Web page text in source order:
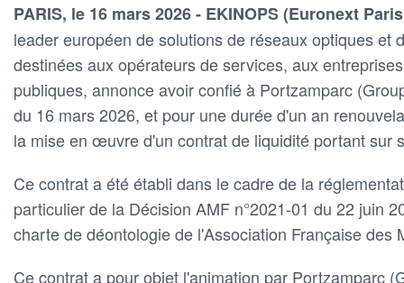
PARIS, le 16 mars 2026 - EKINOPS (Euronext
leader européen de solutions de réseaux optiques et
destinées aux opérateurs de services, aux
publiques, annonce avoir confié à Portzamparc
du 16 mars 2026, et pour une durée d'un an
la mise en œuvre d'un contrat de liquidité portant sur
Ce contrat a été établi dans le cadre de la
particulier de la Décision AMF n°2021-01 du 22 juin
charte de déontologie de l'Association Française des
Ce contrat a pour objet l'animation par Portzamparc